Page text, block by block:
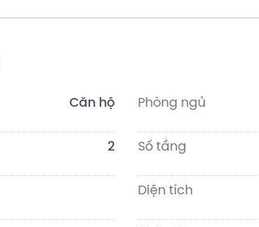
Căn hộ Phòng ngủ
2 Số tầng
Diện tích